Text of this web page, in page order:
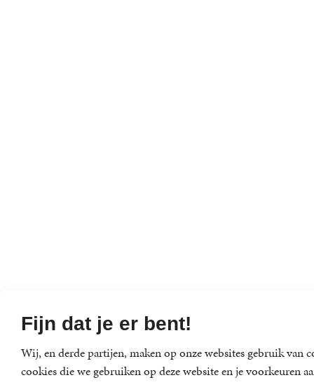
Fijn dat je er bent!
Wij, en derde partijen, maken op onze websites gebruik van
cookies die we gebruiken op deze website en je voorkeuren